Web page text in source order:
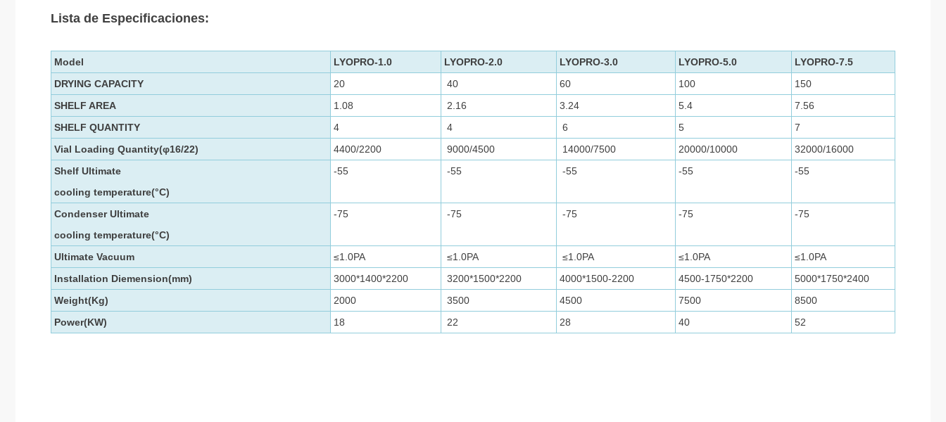
Lista de Especificaciones:
Model LYOPRO-1.0 LYOPRO-2.0 LYOPRO-3.0 LYOPRO-5.0
LYOPRO-7.5
DRYING CAPACITY
20 40 60 100
150
SHELF AREA
1.08 2.16 3.24 5.4
7.56
SHELF QUANTITY
4 4 6 5
7
Vial Loading Quantity(φ16/22)
4400/2200 9000/4500 14000/7500 20000/10000
32000/16000
Shelf Ultimate
cooling temperature(°C)
-55 -55 -55 -55 -55
Condenser Ultimate
cooling temperature(°C)
-75 -75 -75 -75 -75
Ultimate Vacuum ≤1.0PA ≤1.0PA ≤1.0PA ≤1.0PA
≤1.0PA
Installation Diemension(mm)
3000*1400*2200 3200*1500*2200 4000*1500-2200 4500-1750*2200
5000*1750*2400
Weight(Kg)
2000 3500 4500 7500
8500
Power(KW)
18 22 28 40 52